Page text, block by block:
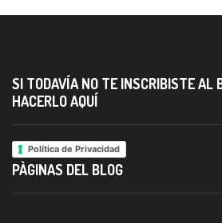
SI TODAVÍA NO TE INSCRIBISTE AL
HACERLO AQUÍ
Política de Privacidad
PÀGINAS DEL BLOG